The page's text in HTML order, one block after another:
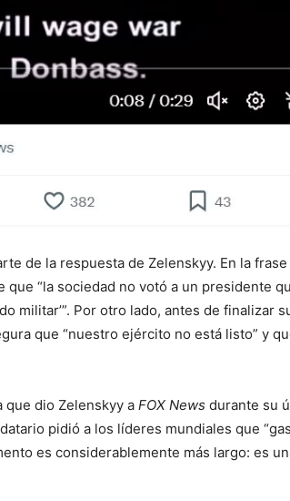
de la respuesta de Zelenskyy. En la frase
“la sociedad no votó a un presidente
militar’”. Por otro lado, antes de finalizar
que “nuestro ejército no está listo” y
dio Zelenskyy a FOX News durante su
pidió a los líderes mundiales que
es considerablemente más largo: es